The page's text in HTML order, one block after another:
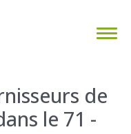
de
le 71 -